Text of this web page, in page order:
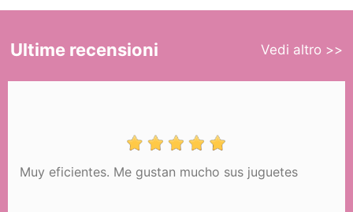
Ultime recensioni Vedi altro >>
Muy eficientes. Me gustan mucho sus juguetes